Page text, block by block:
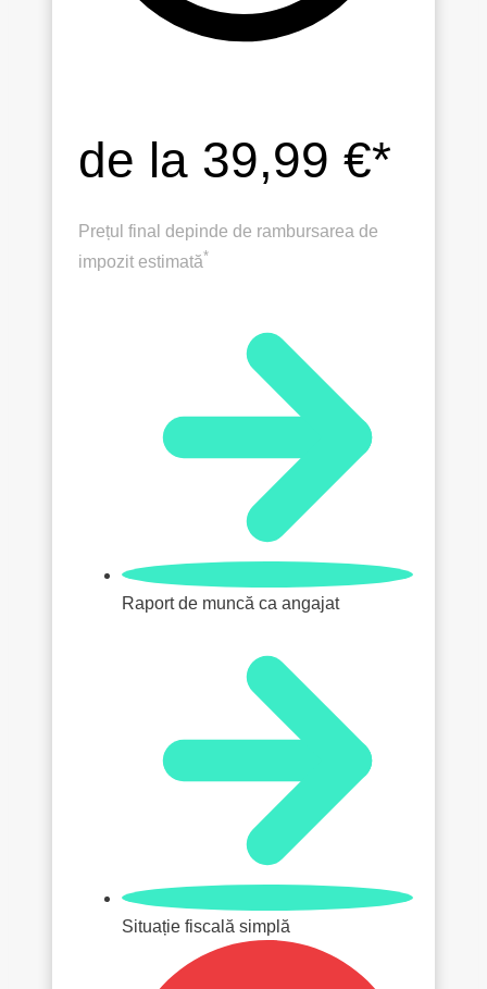
de la 39,99 €*
Prețul final depinde de rambursarea de
impozit estimată*
Raport de muncă ca angajat
Situație fiscală simplă